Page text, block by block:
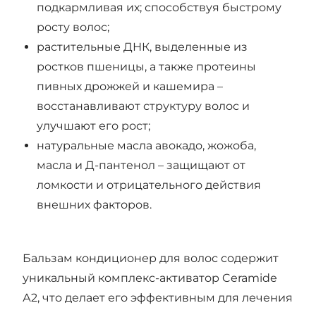
подкармливая их; способствуя быстрому
росту волос;
растительные ДНК, выделенные из
ростков пшеницы, а также протеины
пивных дрожжей и кашемира –
восстанавливают структуру волос и
улучшают его рост;
натуральные масла авокадо, жожоба,
масла и Д-пантенол – защищают от
ломкости и отрицательного действия
внешних факторов.
Бальзам кондиционер для волос содержит
уникальный комплекс-активатор Ceramide
А2, что делает его эффективным для лечения